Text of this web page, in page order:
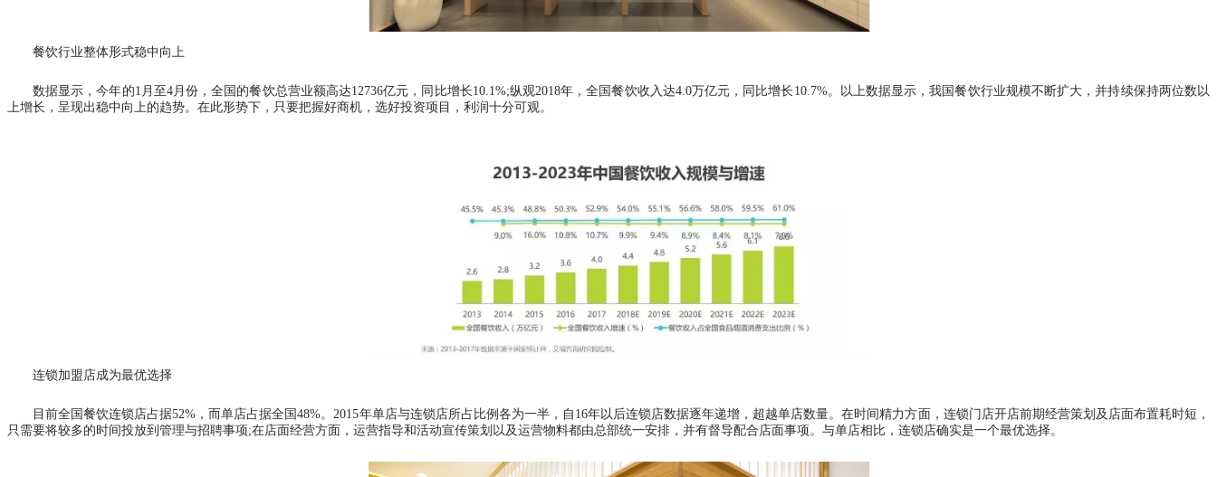
餐饮行业整体形式稳中向上
数据显示，今年的1月至4月份，全国的餐饮总营业额高达12736亿元，同比增长10.1%;纵观2018年，全国餐饮收入达4.0万亿元，同比增长10.7%。以上数据显示，我国餐饮行业规模不断扩大，并持续保持两位数以
上增长，呈现出稳中向上的趋势。在此形势下，只要把握好商机，选好投资项目，利润十分可观。
连锁加盟店成为最优选择
目前全国餐饮连锁店占据52%，而单店占据全国48%。2015年单店与连锁店所占比例各为一半，自16年以后连锁店数据逐年递增，超越单店数量。在时间精力方面，连锁门店开店前期经营策划及店面布置耗时短，
只需要将较多的时间投放到管理与招聘事项;在店面经营方面，运营指导和活动宣传策划以及运营物料都由总部统一安排，并有督导配合店面事项。与单店相比，连锁店确实是一个最优选择。